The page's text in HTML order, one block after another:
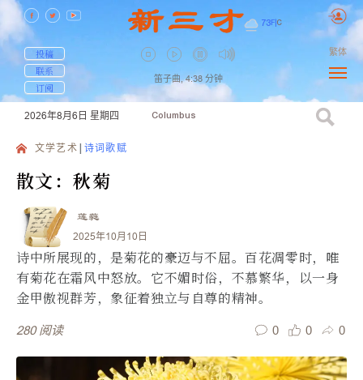
73F| C
投稿
联系
订阅
笛子曲, 4:38 分钟
繁体
2026年8月6日 星期四 Columbus
文学艺术 诗词歌赋
散文：秋菊
莲蕤
2025年10月10日
诗中所展现的，是菊花的豪迈与不屈。百花凋零时，唯
有菊花在霜风中怒放。它不媚时俗，不慕繁华，以一身
金甲傲视群芳，象征着独立与自尊的精神。
280 阅读 0 0 0